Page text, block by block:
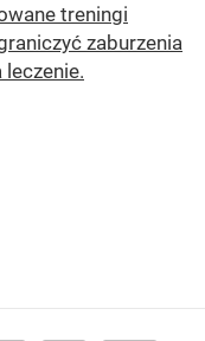
treningi
zaburzenia